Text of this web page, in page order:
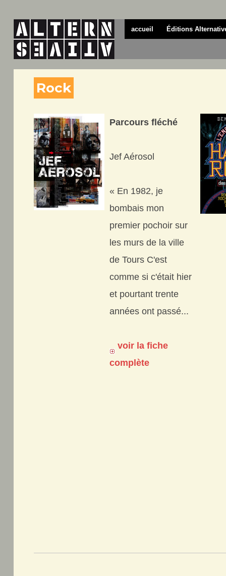
accueil Éditions
Rock
Parcours fléché
Jef Aérosol
« En 1982, je
bombais mon
premier pochoir sur
les murs de la ville
de Tours C'est
comme si c'était hier
et pourtant trente
années ont passé...
voir la fiche
complète